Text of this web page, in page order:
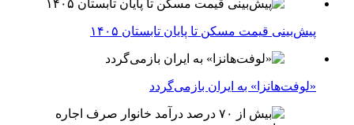
پیش‌بینی قیمت مسکن تا پایان تابستان ۱۴۰۵
«لوفت‌هانزا» به ایران بازمی‌گردد